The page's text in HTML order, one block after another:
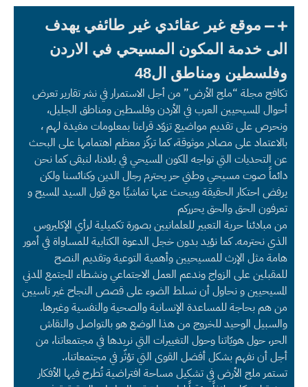
موقع غير عقائدي غير طائفي يهدف
الى خدمة المكون المسيحي في الاردن
وفلسطين ومناطق ال48
تكافح مجلة “ملح الأرض” من أجل الاستمرار في نشر تقارير تعرض
أحوال المسيحيين العرب في الأردن وفلسطين ومناطق الجليل،
ونحرص على تقديم مواضيع تزوّد قراءنا بمعلومات مفيدة لهم ،
بالاعتماد على مصادر موثوقة، كما تركّز معظم اهتمامها على البحث
عن التحديات التي تواجه المكون المسيحي في بلادنا، لنبقى كما نحن
دائماً صوت مسيحي وطني حر يحترم رجال الدين وكنائسنا ولكن
يرفض احتكار الحقيقة ويبحث عنها تماشيًا مع قول السيد المسيح و
تعرفون الحق والحق يحرركم
من مبادئنا حرية التعبير للعلمانيين بصورة تكميلية لرأي الإكليروس
الذي نحترمه. كما نؤيد بدون خجل الدعوة الكتابية للمساواة في أمور
هامة مثل الإرث للمسيحيين وأهمية التوعية وتقديم النصح
للمقبلين على الزواج وندعم العمل الاجتماعي ونشطاء المجتمع المدني
المسيحيين و نحاول أن نسلط الضوء على قصص النجاح غير ناسيين
من هم بحاجة للمساعدة الإنسانية والصحية والنفسية وغيرها.
والسبيل الوحيد للخروج من هذا الوضع هو بالتواصل والنقاش
الحر، حول هويّاتنا وحول التغييرات التي نريدها في مجتمعاتنا، من
أجل أن نفهم بشكل أفضل القوى التي تؤثّر في مجتمعاتنا،.
تستمر ملح الأرض في تشكيل مساحة افتراضية تُطرح فيها الأفكار